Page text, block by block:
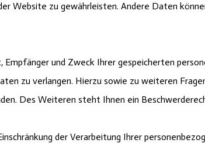
Website zu gewährleisten. Andere Daten
und Zweck Ihrer gespeicherten
zu verlangen. Hierzu sowie zu weiteren
Des Weiteren steht Ihnen ein
der Verarbeitung Ihrer